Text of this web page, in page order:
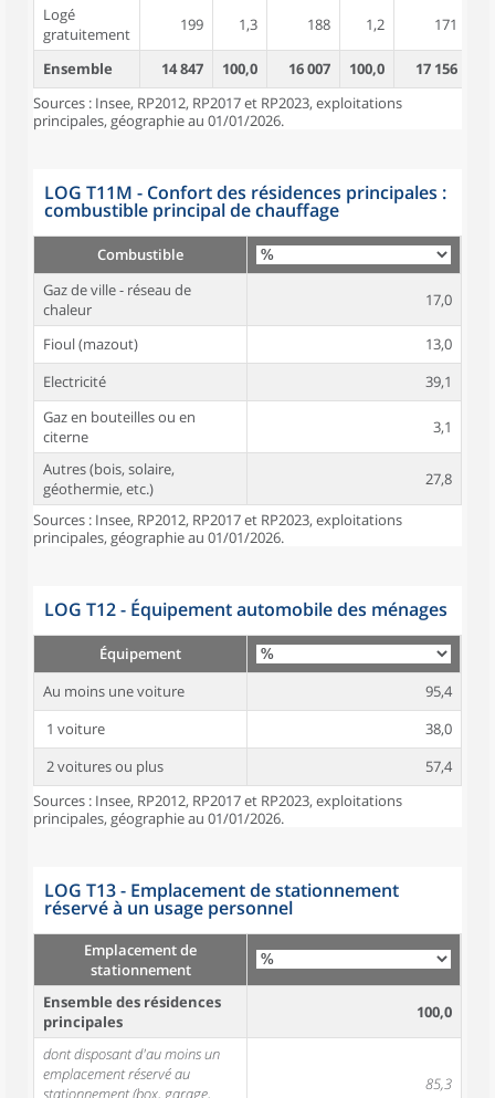
Logé
gratuitement
199 1,3 188 1,2 171
Ensemble 14 847 100,0 16 007 100,0 17 156
Sources : Insee, RP2012, RP2017 et RP2023, exploitations
principales, géographie au 01/01/2026.
LOG T11M - Confort des résidences principales :
combustible principal de chauffage
Combustible
Gaz de ville - réseau de
chaleur
17,0
Fioul (mazout)
13,0
Electricité
39,1
Gaz en bouteilles ou en
citerne
3,1
Autres (bois, solaire,
géothermie, etc.)
27,8
Sources : Insee, RP2012, RP2017 et RP2023, exploitations
principales, géographie au 01/01/2026.
LOG T12 - Équipement automobile des ménages
Équipement
Au moins une voiture
95,4
1 voiture
38,0
2 voitures ou plus
57,4
Sources : Insee, RP2012, RP2017 et RP2023, exploitations
principales, géographie au 01/01/2026.
LOG T13 - Emplacement de stationnement
réservé à un usage personnel
Emplacement de
stationnement
Ensemble des résidences
principales
100,0
dont disposant d'au moins un
emplacement réservé au
stationnement (box, garage,
85,3